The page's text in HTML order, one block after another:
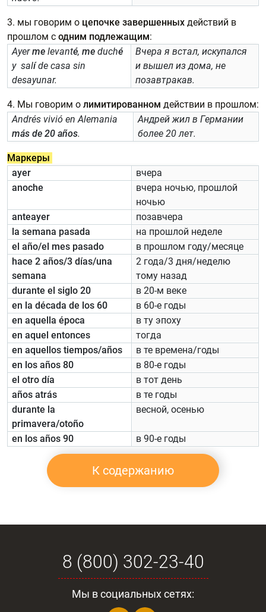
3. мы говорим о цепочке завершенных действий в
прошлом с одним подлежащим:
Ayerme levanté,me duché
y salíde casa sin
desayunar.
Вчера я встал, искупался
и вышел из дома, не
позавтракав.
4. Мы говорим о лимитированном действии в прошлом:
Andrés vivió en Alemania
más de 20 años.
Андрей жил в Германии
более 20 лет.
Маркеры
ayer
вчера
anoche
вчера ночью, прошлой
ночью
anteayer
позавчера
la semana pasada
на прошлой неделе
el año/el mes pasado
в прошлом году/месяце
hace 2 años/3 días/una
semana
2 года/3 дня/неделю
тому назад
durante el siglo 20
в 20-м веке
en la década de los 60
в 60-е годы
en aquella época
в ту эпоху
en aquel entonces
тогда
en aquellos tiempos/años
в те времена/годы
en los años 80
в 80-е годы
el otro día
в тот день
años atrás
в те годы
durante la
primavera/otoño
весной, осенью
en los años 90 в 90-е годы
К содержанию
8 (800) 302-23-40
Мы в социальных сетях: